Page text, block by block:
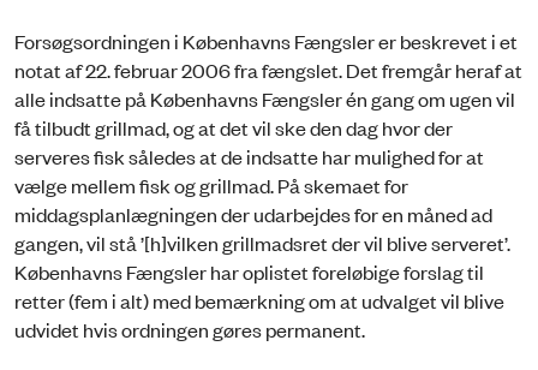
Forsøgsordningen i Københavns Fængsler er beskrevet i et
notat af 22. februar 2006 fra fængslet. Det fremgår heraf at
alle indsatte på Københavns Fængsler én gang om ugen vil
få tilbudt grillmad, og at det vil ske den dag hvor der
serveres fisk således at de indsatte har mulighed for at
vælge mellem fisk og grillmad. På skemaet for
middagsplanlægningen der udarbejdes for en måned ad
gangen, vil stå ’[h]vilken grillmadsret der vil blive serveret’.
Københavns Fængsler har oplistet foreløbige forslag til
retter (fem i alt) med bemærkning om at udvalget vil blive
udvidet hvis ordningen gøres permanent.